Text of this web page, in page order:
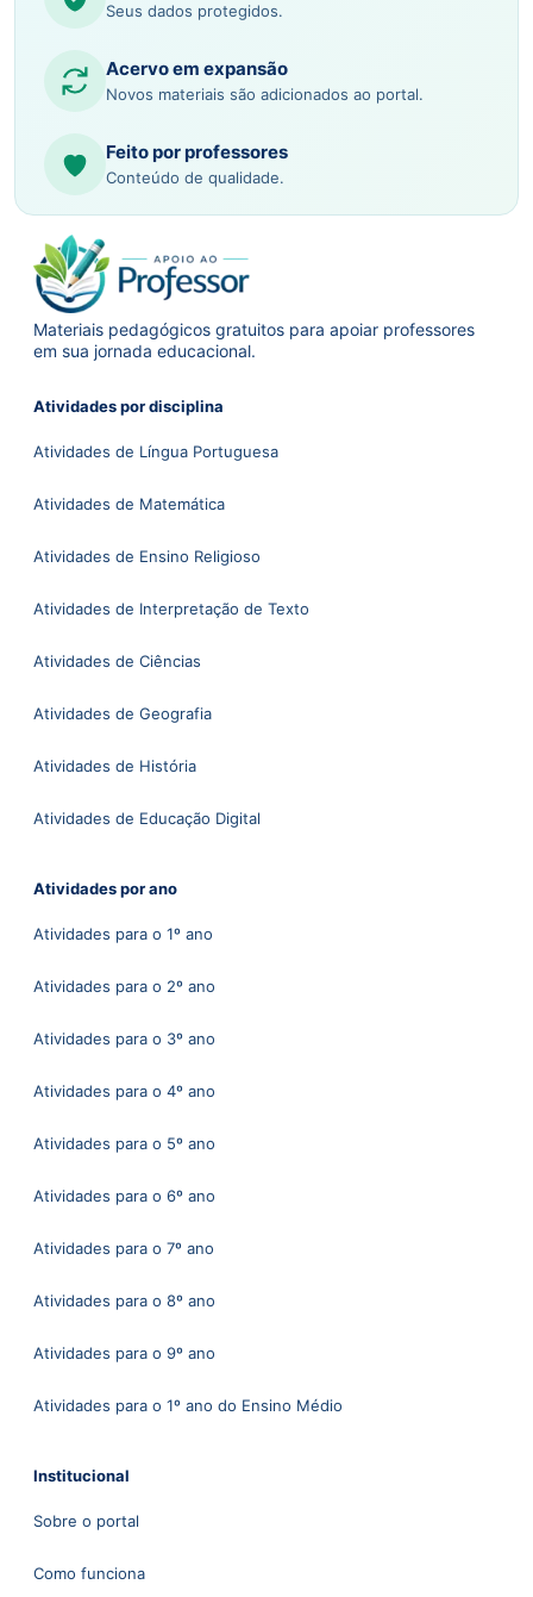
Seus dados protegidos.
Acervo em expansão
Novos materiais são adicionados ao portal.
Feito por professores
Conteúdo de qualidade.
Materiais pedagógicos gratuitos para apoiar professores
em sua jornada educacional.
Atividades por disciplina
Atividades de Língua Portuguesa
Atividades de Matemática
Atividades de Ensino Religioso
Atividades de Interpretação de Texto
Atividades de Ciências
Atividades de Geografia
Atividades de História
Atividades de Educação Digital
Atividades por ano
Atividades para o 1º ano
Atividades para o 2º ano
Atividades para o 3º ano
Atividades para o 4º ano
Atividades para o 5º ano
Atividades para o 6º ano
Atividades para o 7º ano
Atividades para o 8º ano
Atividades para o 9º ano
Atividades para o 1º ano do Ensino Médio
Institucional
Sobre o portal
Como funciona